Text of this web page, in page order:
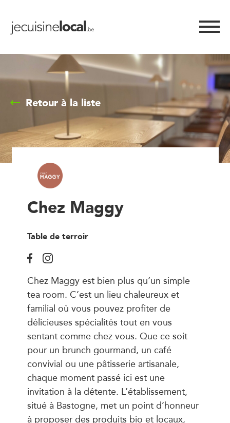
Retour à la liste
Chez Maggy
Table de terroir
Chez Maggy est bien plus qu’un simple
tea room. C’est un lieu chaleureux et
familial où vous pouvez profiter de
délicieuses spécialités tout en vous
sentant comme chez vous. Que ce soit
pour un brunch gourmand, un café
convivial ou une pâtisserie artisanale,
chaque moment passé ici est une
invitation à la détente. L’établissement,
situé à Bastogne, met un point d’honneur
à proposer des produits bio et locaux,